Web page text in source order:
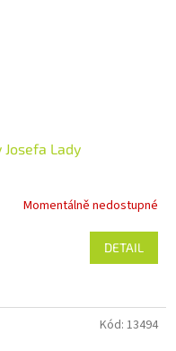
Josefa Lady
Momentálně nedostupné
DETAIL
Kód: 13494